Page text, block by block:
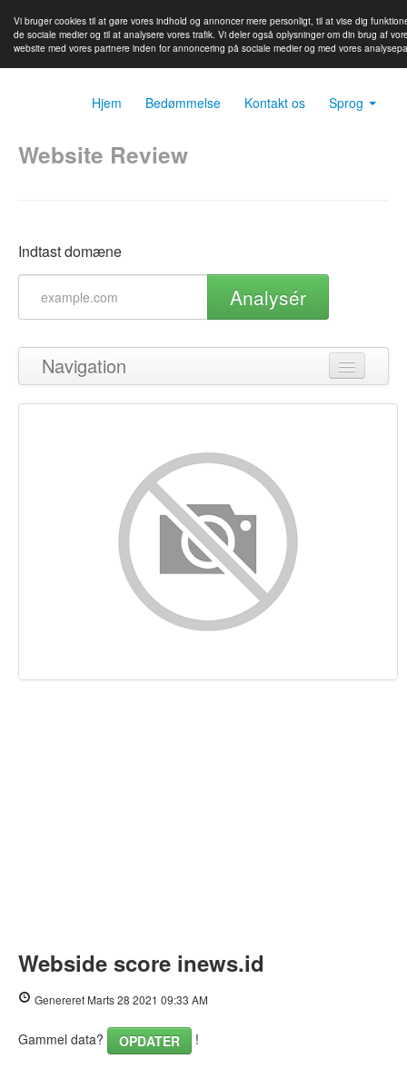
Vi bruger cookies til at gøre vores indhold og annoncer mere personligt, til at vise dig
de sociale medier og til at analysere vores trafik. Vi deler også oplysninger om din brug af
website med vores partnere inden for annoncering på sociale medier og med vores
Hjem Bedømmelse Kontakt os Sprog
Website Review
Indtast domæne
Analysér
Navigation
Tilbage til toppen
Nøgleord
Brugervenlighed
Dokument
Webside score inews.id
Genereret Marts 28 2021 09:33 AM
Gammel data? OPDATER !